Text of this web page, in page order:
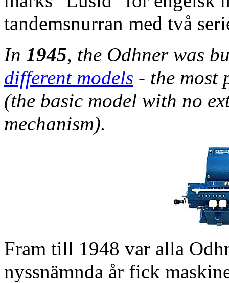
tandemsnurran med två
In 1945, the Odhner was
different models - the most
(the basic model with no
mechanism).
Fram till 1948 var alla
nyssnämnda år fick